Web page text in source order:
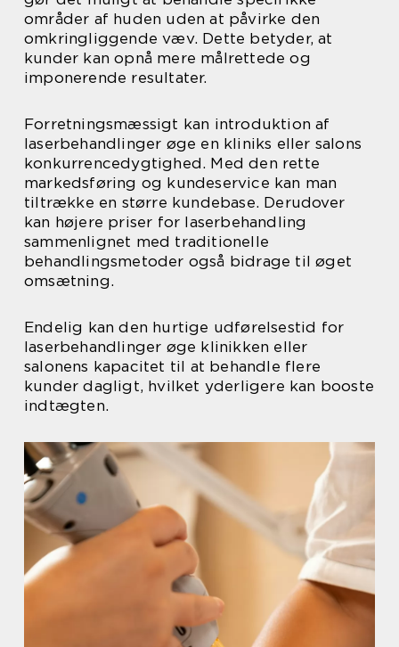
områder af huden uden at påvirke den
omkringliggende væv. Dette betyder, at
kunder kan opnå mere målrettede og
imponerende resultater.
Forretningsmæssigt kan introduktion af
laserbehandlinger øge en kliniks eller salons
konkurrencedygtighed. Med den rette
markedsføring og kundeservice kan man
tiltrække en større kundebase. Derudover
kan højere priser for laserbehandling
sammenlignet med traditionelle
behandlingsmetoder også bidrage til øget
omsætning.
Endelig kan den hurtige udførelsestid for
laserbehandlinger øge klinikken eller
salonens kapacitet til at behandle flere
kunder dagligt, hvilket yderligere kan booste
indtægten.